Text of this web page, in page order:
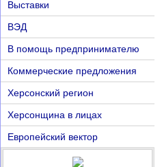
Выставки
ВЭД
В помощь предпринимателю
Коммерческие предложения
Херсонский регион
Херсонщина в лицах
Европейский вектор